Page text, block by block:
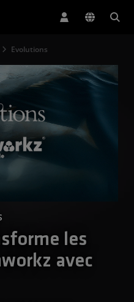
Evolutions
les
avec